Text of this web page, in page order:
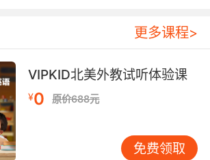
讲的情感引擎。奥巴马2004年民
This country…的反复指代，成功
话语场域。传播学研究显示，第
用能缩短心理距离。在VIPKID课
通过角色扮演重现肯尼迪不要问
么片段，89%的参与者表示感受
力量。 三、教学启示与实践应用
教学提供多维切入点。VIPKID研
更多课程>
VIPKID北美外教试听体验课
¥0 原价688元
免费领取